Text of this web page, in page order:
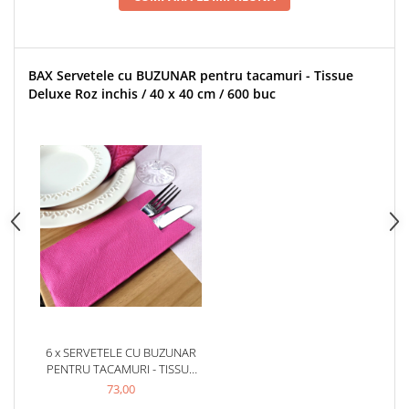
BAX Servetele cu BUZUNAR pentru tacamuri - Tissue
Deluxe Roz inchis / 40 x 40 cm / 600 buc
6 x SERVETELE CU BUZUNAR
PENTRU TACAMURI - TISSUE
DELUXE ROZ INCHIS / 40 X 40
73,00